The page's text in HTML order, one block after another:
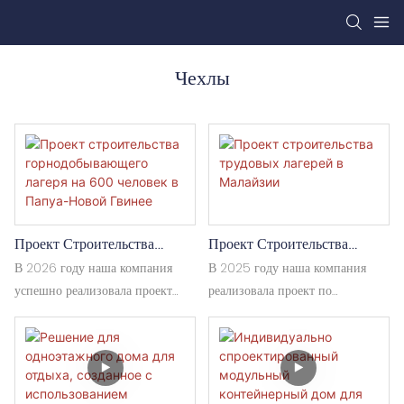
Чехлы
Проект Строительства
Горнодобывающего Лагеря
На 600 Человек В Папуа-
В 2026 году наша компания
успешно реализовала проект
строительства лагеря для
горняков на 600 человек в
Папуа-Новой Гвинее. Благодаря
отработанной технологии
Проект Строительства
Трудовых Лагерей В
Малайзии
В 2025 году наша компания
реализовала проект по
строительству сборных зданий
на строительной площадке в
Малайзии общей площадью
около 1500 квадратных метров.